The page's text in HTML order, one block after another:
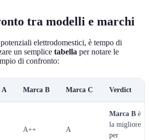
tra modelli e marchi
elettrodomestici, è tempo di
un semplice tabella per notare le
di confronto:
A Marca B Marca C Verdict
A++ A
Marca B è
la migliore
per